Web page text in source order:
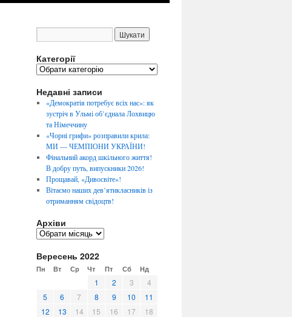
Категорії
К
т
е
р
ї
Недавні записи
«Демократія потребує всіх нас»: як
зустріч в Ульмі об’єднала Лохвицю
та Німеччину
«Чорні грифи» розправили крила:
МИ — ЧЕМПІОНИ УКРАЇНИ!
Фінальний акорд шкільного життя!
В добру путь, випускники 2026!
Прощавай, «Дивосвіте»!
Вітаємо наших дев’ятикласників із
отриманням свідоцтв!
Архіви
А
х
і
Вересень 2022
Пн Вт Ср Чт Пт Сб Нд
1 2 3
4
5
6 7 8 9 10
11
12
13 14 15 16 17
18